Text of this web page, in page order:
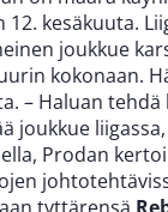
kesäkuuta.
joukkue
kokonaan.
– Haluan
joukkue
Prodan